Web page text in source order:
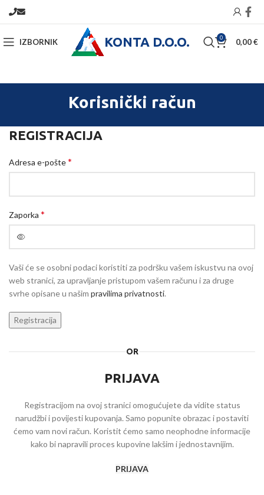
IZBORNIK KONTA D.O.O. 0 0,00€
Korisnički račun
REGISTRACIJA
Adresa e-pošte*
Zaporka *
Vaši će se osobni podaci koristiti za podršku vašem iskustvu na ovoj
web stranici, za upravljanje pristupom vašem računu i za druge
svrhe opisane u našim pravilima privatnosti.
Registracija
OR
PRIJAVA
Registracijom na ovoj stranici omogućujete da vidite status
narudžbi i povijesti kupovanja. Samo popunite obrazac i postaviti
ćemo vam novi račun. Koristit ćemo samo neophodne informacije
kako bi napravili proces kupovine lakšim i jednostavnijim.
PRIJAVA